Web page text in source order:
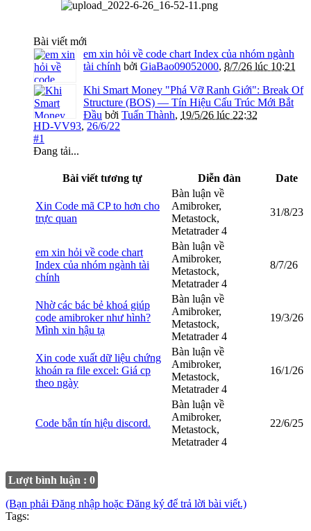
Bài viết mới
em xin hỏi về code chart Index của nhóm ngành
tài chính bởi GiaBao09052000, 8/7/26 lúc 10:21
Khi Smart Money "Phá Vỡ Ranh Giới": Break Of
Structure (BOS) — Tín Hiệu Cấu Trúc Mới Bắt
Đầu bởi Tuấn Thành, 19/5/26 lúc 22:32
HD-VV93, 26/6/22
#1
Đang tải...
Bài viết tương tự Diễn đàn Date
Xin Code mã CP to hơn cho
trực quan
Bàn luận về
Amibroker,
Metastock,
Metatrader 4
31/8/23
em xin hỏi về code chart
Index của nhóm ngành tài
chính
Bàn luận về
Amibroker,
Metastock,
Metatrader 4
8/7/26
Nhờ các bác bẻ khoá giúp
code amibroker như hình?
Mình xin hậu tạ
Bàn luận về
Amibroker,
Metastock,
Metatrader 4
19/3/26
Xin code xuất dữ liệu chứng
khoán ra file excel: Giá cp
theo ngày
Bàn luận về
Amibroker,
Metastock,
Metatrader 4
16/1/26
Code bắn tín hiệu discord.
Bàn luận về
Amibroker,
Metastock,
Metatrader 4
22/6/25
Lượt bình luận : 0
(Bạn phải Đăng nhập hoặc Đăng ký để trả lời bài viết.)
Tags: